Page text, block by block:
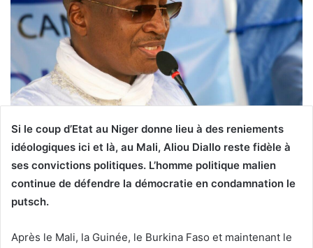
Si le coup d’Etat au Niger donne lieu à des reniements
idéologiques ici et là, au Mali, Aliou Diallo reste fidèle à
ses convictions politiques. L’homme politique malien
continue de défendre la démocratie en condamnation le
putsch.
Après le Mali, la Guinée, le Burkina Faso et maintenant le